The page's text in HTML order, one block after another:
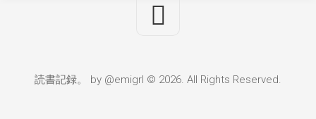
読書記録。 by @emigrl © 2026. All Rights Reserved.